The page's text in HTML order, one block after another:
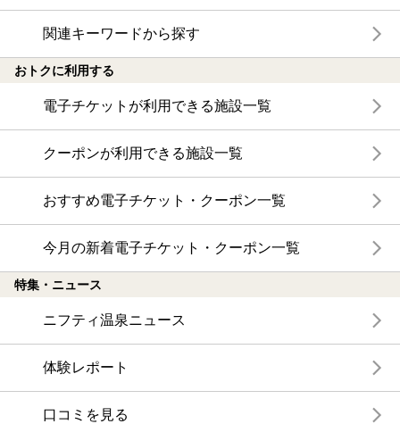
関連キーワードから探す
おトクに利用する
電子チケットが利用できる施設一覧
クーポンが利用できる施設一覧
おすすめ電子チケット・クーポン一覧
今月の新着電子チケット・クーポン一覧
特集・ニュース
ニフティ温泉ニュース
体験レポート
口コミを見る